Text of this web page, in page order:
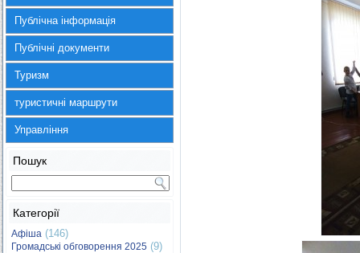
Публічна інформація
Публічні документи
Туризм
туристичні маршрути
Управління
Пошук
Категорії
Афіша (146)
Громадські обговорення 2025 (9)